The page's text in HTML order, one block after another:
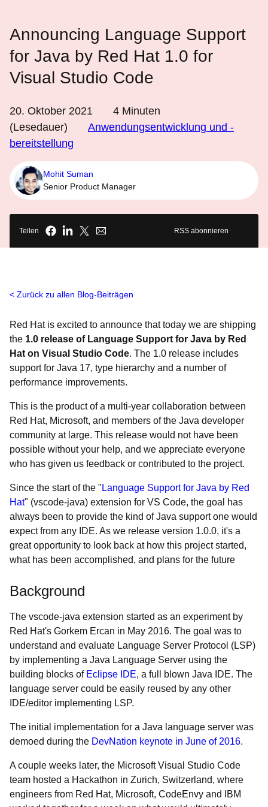
Announcing Language Support
for Java by Red Hat 1.0 for
Visual Studio Code
20. Oktober 2021 4 Minuten
(Lesedauer)
Anwendungsentwicklung und -
bereitstellung
Mohit Suman
Senior Product Manager
Teilen RSS abonnieren
Zurück zu allen Blog-Beiträgen
Red Hat is excited to announce that today we are shipping
the 1.0 release of Language Support for Java by Red
Hat on Visual Studio Code. The 1.0 release includes
support for Java 17, type hierarchy and a number of
performance improvements.
This is the product of a multi-year collaboration between
Red Hat, Microsoft, and members of the Java developer
community at large. This release would not have been
possible without your help, and we appreciate everyone
who has given us feedback or contributed to the project.
Since the start of the " Language Support for Java by Red
Hat" (vscode-java) extension for VS Code, the goal has
always been to provide the kind of Java support one would
expect from any IDE. As we release version 1.0.0, it's a
great opportunity to look back at how this project started,
what has been accomplished, and plans for the future
Background
The vscode-java extension started as an experiment by
Red Hat's Gorkem Ercan in May 2016. The goal was to
understand and evaluate Language Server Protocol (LSP)
by implementing a Java Language Server using the
building blocks of Eclipse IDE, a full blown Java IDE. The
language server could be easily reused by any other
IDE/editor implementing LSP.
The initial implementation for a Java language server was
demoed during the DevNation keynote in June of 2016.
A couple weeks later, the Microsoft Visual Studio Code
team hosted a Hackathon in Zurich, Switzerland, where
engineers from Red Hat, Microsoft, CodeEnvy and IBM